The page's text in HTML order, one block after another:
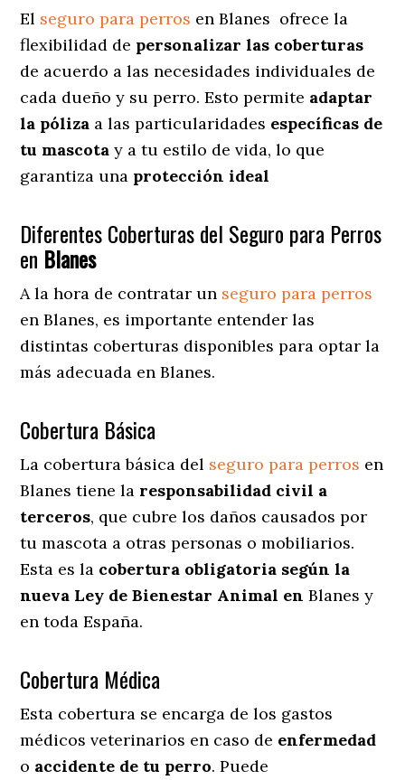
El seguro para perros en Blanes ofrece la
flexibilidad de personalizar las coberturas
de acuerdo a las necesidades individuales de
cada dueño y su perro. Esto permite adaptar
la póliza a las particularidades específicas de
tu mascota y a tu estilo de vida, lo que
garantiza una protección ideal
Diferentes Coberturas del Seguro para Perros
en Blanes
A la hora de contratar un seguro para perros
en Blanes, es importante entender las
distintas coberturas disponibles para optar la
más adecuada en Blanes.
Cobertura Básica
La cobertura básica del seguro para perros en
Blanes tiene la responsabilidad civil a
terceros, que cubre los daños causados por
tu mascota a otras personas o mobiliarios.
Esta es la cobertura obligatoria según la
nueva Ley de Bienestar Animal enBlanes y
en toda España.
Cobertura Médica
Esta cobertura se encarga de los gastos
médicos veterinarios en caso de enfermedad
o accidente de tu perro. Puede